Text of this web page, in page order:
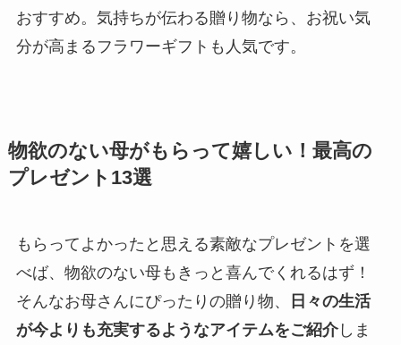
おすすめ。気持ちが伝わる贈り物なら、お祝い気
分が高まるフラワーギフトも人気です。
物欲のない母がもらって嬉しい！最高の
プレゼント13選
もらってよかったと思える素敵なプレゼントを選
べば、物欲のない母もきっと喜んでくれるはず！
そんなお母さんにぴったりの贈り物、
日々の生活
が今よりも充実するようなアイテムをご紹介しま